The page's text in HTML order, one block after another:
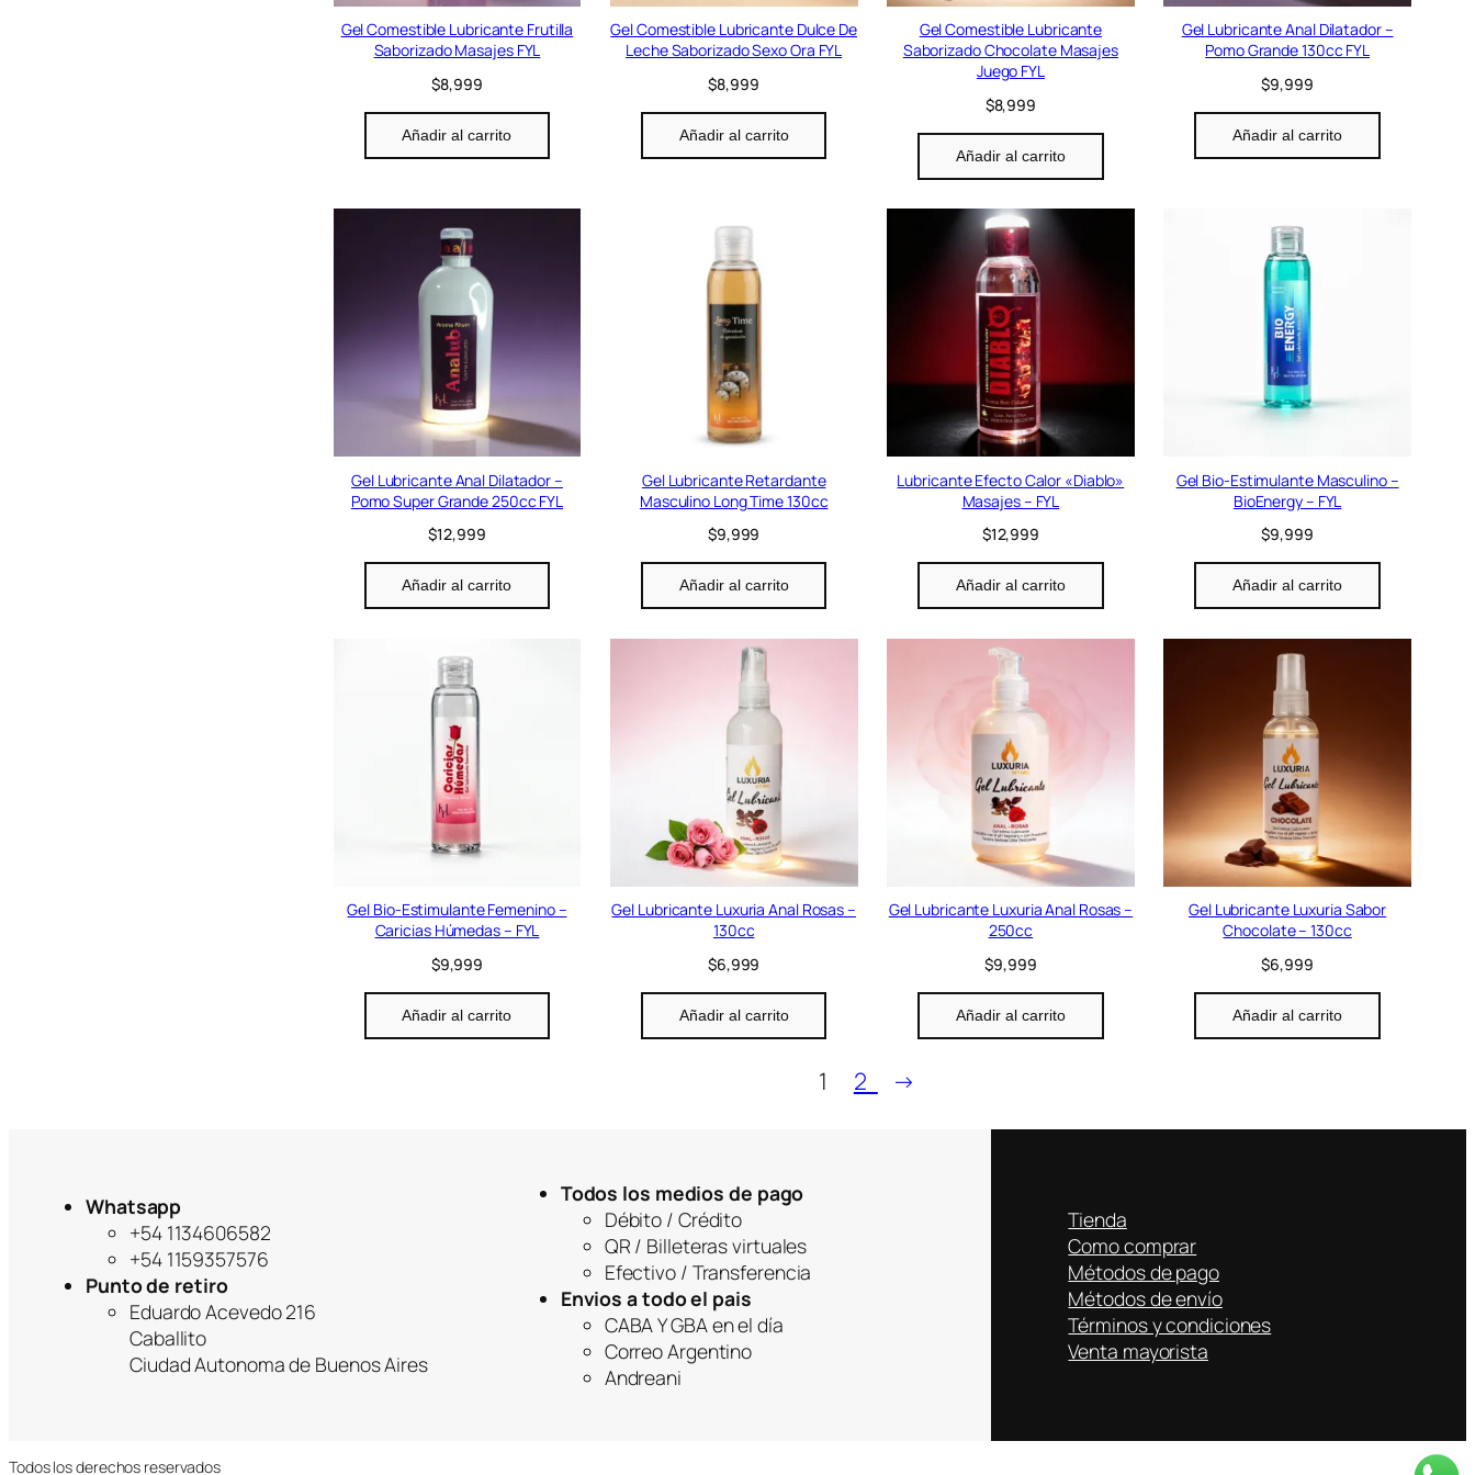
Gel Comestible Lubricante Frutilla
Saborizado Masajes FYL
$8,999
Añadir al carrito
Gel Comestible Lubricante Dulce De
Leche Saborizado Sexo Ora FYL
$8,999
Añadir al carrito
Gel Comestible Lubricante
Saborizado Chocolate Masajes
Juego FYL
$8,999
Añadir al carrito
Gel Lubricante Anal Dilatador –
Pomo Grande 130cc FYL
$9,999
Añadir al carrito
Gel Lubricante Anal Dilatador –
Pomo Super Grande 250cc FYL
$12,999
Añadir al carrito
Gel Lubricante Retardante
Masculino Long Time 130cc
$9,999
Añadir al carrito
Lubricante Efecto Calor «Diablo»
Masajes – FYL
$12,999
Añadir al carrito
Gel Bio-Estimulante Masculino –
BioEnergy – FYL
$9,999
Añadir al carrito
Gel Bio-Estimulante Femenino –
Caricias Húmedas – FYL
$9,999
Añadir al carrito
Gel Lubricante Luxuria Anal Rosas –
130cc
$6,999
Añadir al carrito
Gel Lubricante Luxuria Anal Rosas –
250cc
$9,999
Añadir al carrito
Gel Lubricante Luxuria Sabor
Chocolate – 130cc
$6,999
Añadir al carrito
1 2 →
Whatsapp
+54 1134606582
+54 1159357576
Punto de retiro
Eduardo Acevedo 216
Caballito
Ciudad Autonoma de Buenos Aires
Todos los medios de pago
Débito / Crédito
QR / Billeteras virtuales
Efectivo / Transferencia
Envios a todo el pais
CABA Y GBA en el día
Correo Argentino
Andreani
Tienda
Como comprar
Métodos de pago
Métodos de envío
Términos y condiciones
Venta mayorista
Todos los derechos reservados